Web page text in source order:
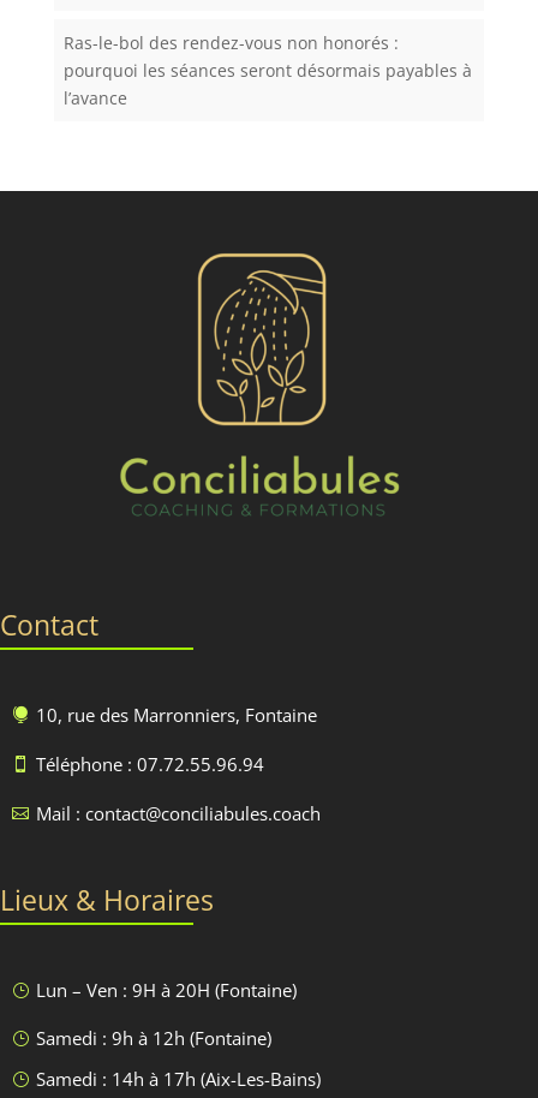
Ras-le-bol des rendez-vous non honorés :
pourquoi les séances seront désormais payables à
l’avance
Contact
 10, rue des Marronniers, Fontaine
 Téléphone : 07.72.55.96.94
 Mail : contact@conciliabules.coach
Lieux & Horaires
} Lun – Ven : 9H à 20H (Fontaine)
} Samedi : 9h à 12h (Fontaine)
} Samedi : 14h à 17h (Aix-Les-Bains)